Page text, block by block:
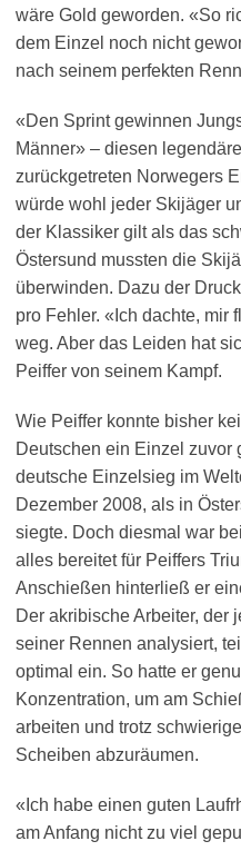
wäre Gold geworden. «So
dem Einzel noch nicht
nach seinem perfekten
«Den Sprint gewinnen
Männer» – diesen
zurückgetreten Norwegers
würde wohl jeder Skijäger
der Klassiker gilt als das
Östersund mussten die
überwinden. Dazu der
pro Fehler. «Ich dachte, mir
weg. Aber das Leiden hat
Peiffer von seinem Kampf.
Wie Peiffer konnte bisher
Deutschen ein Einzel zuvor
deutsche Einzelsieg im
Dezember 2008, als in
siegte. Doch diesmal war
alles bereitet für Peiffers
Anschießen hinterließ er
Der akribische Arbeiter, der
seiner Rennen analysiert,
optimal ein. So hatte er
Konzentration, um am
arbeiten und trotz
Scheiben abzuräumen.
«Ich habe einen guten
am Anfang nicht zu viel